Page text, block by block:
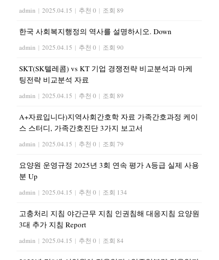
admin | 2025.04.15 | 추천 0 | 조회 89
한국 사회복지행정의 역사를 설명하시오. Down
admin | 2025.04.15 | 추천 0 | 조회 90
SKT(SK텔레콤) vs KT 기업 경쟁전략 비교분석과 마케
팅전략 비교분석 자료
admin | 2025.04.15 | 추천 0 | 조회 89
A+자료입니다)지역사회간호학 자료 가족간호과정 케이
스 스터디, 가족간호진단 3가지 보고서
admin | 2025.04.15 | 추천 0 | 조회 79
요양원 운영규정 2025년 3회 연속 평가 A등급 실제 사용
분 Up
admin | 2025.04.15 | 추천 0 | 조회 134
고충처리 지침 야간근무 지침 인권침해 대응지침 요양원
3대 추가 지침 Report
admin | 2025.04.15 | 추천 0 | 조회 84